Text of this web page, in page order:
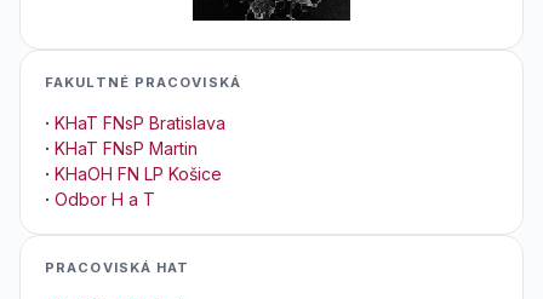
FAKULTNÉ PRACOVISKÁ
· KHaT FNsP Bratislava
· KHaT FNsP Martin
· KHaOH FN LP Košice
· Odbor H a T
PRACOVISKÁ HAT